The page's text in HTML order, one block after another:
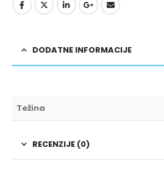
DODATNE INFORMACIJE
Težina
RECENZIJE (0)